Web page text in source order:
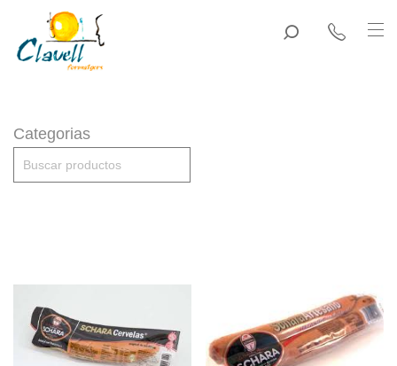
Categorias